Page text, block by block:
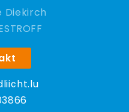
Diekirch